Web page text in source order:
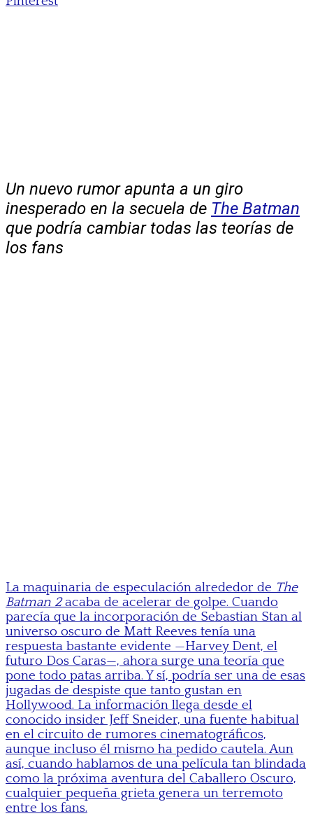
Un nuevo rumor apunta a un giro
inesperado en la secuela de The Batman
que podría cambiar todas las teorías de
los fans
La maquinaria de especulación alrededor de The
Batman 2acaba de acelerar de golpe. Cuando
parecía que la incorporación de Sebastian Stan al
universo oscuro de Matt Reeves tenía una
respuesta bastante evidente —Harvey Dent, el
futuro Dos Caras—, ahora surge una teoría que
pone todo patas arriba. Y sí, podría ser una de esas
jugadas de despiste que tanto gustan en
Hollywood. La información llega desde el
conocido insider Jeff Sneider, una fuente habitual
en el circuito de rumores cinematográficos,
aunque incluso él mismo ha pedido cautela. Aun
así, cuando hablamos de una película tan blindada
como la próxima aventura del Caballero Oscuro,
cualquier pequeña grieta genera un terremoto
entre los fans.